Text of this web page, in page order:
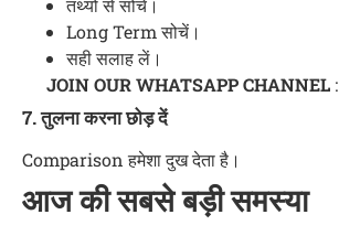
तथ्यों से सोचें।
Long Term सोचें।
सही सलाह लें।
JOIN OUR WHATSAPP CHANNEL:
7. तुलना करना छोड़ दें
Comparison हमेशा दुख देता है।
आज की सबसे बड़ी समस्या